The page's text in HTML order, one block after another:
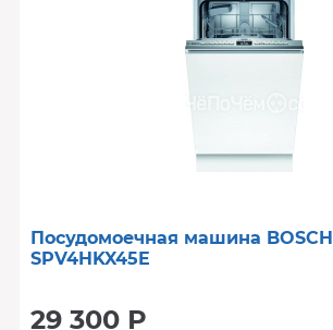
Посудомоечная машина BOSCH
SPV4HKX45E
29 300 Р